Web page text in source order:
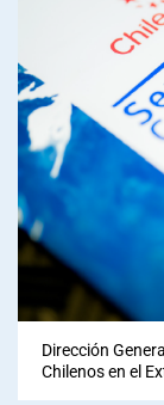
Servicios
Subsecretaría
Internacionales
Sala de prensa
Dirección
Chilenos en el